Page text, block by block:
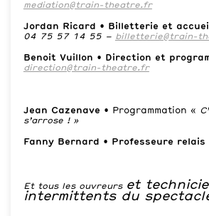
mediation@train-theatre.fr
Jordan Ricard • Billetterie et
04 75 57 14 55 – billetterie@train-
Benoit Vuillon • Direction et
direction@train-theatre.fr
Jean Cazenave • Programmation «
s’arrose ! »
Fanny Bernard • Professeure relais
Et tous les ouvreurs et
intermittents du